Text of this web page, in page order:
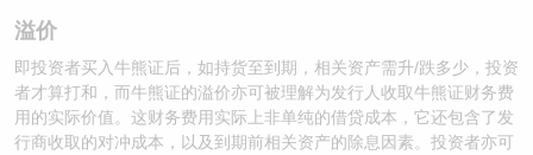
溢价
即投资者买入牛熊证后，如持货至到期，相关资产需升/跌多少，投资
者才算打和，而牛熊证的溢价亦可被理解为发行人收取牛熊证财务费
用的实际价值。这财务费用实际上非单纯的借贷成本，它还包含了发
行商收取的对冲成本，以及到期前相关资产的除息因素。投资者亦可